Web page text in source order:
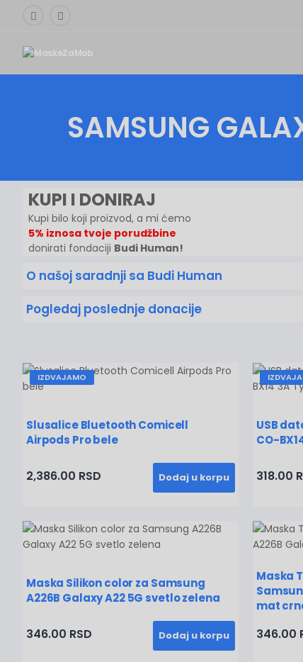
SAMSUNG
KUPI I DONIRAJ
Kupi bilo koji proizvod, a mi ćemo
5% iznosa tvoje porudžbine
donirati fondaciji Budi Human!
O našoj saradnji sa Budi Human
Pogledaj poslednje donacije
IZDVAJAMO
Slusalice Bluetooth Comicell
Airpods Pro bele
2,386.00 RSD Dodaj u korpu
USB
CO-
318.00
Maska Silikon color za Samsung
A226B Galaxy A22 5G svetlo zelena
346.00 RSD Dodaj u korpu
Maska
mat
346.00